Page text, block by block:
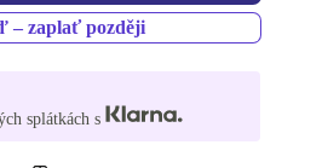
– zaplať později
splátkách s